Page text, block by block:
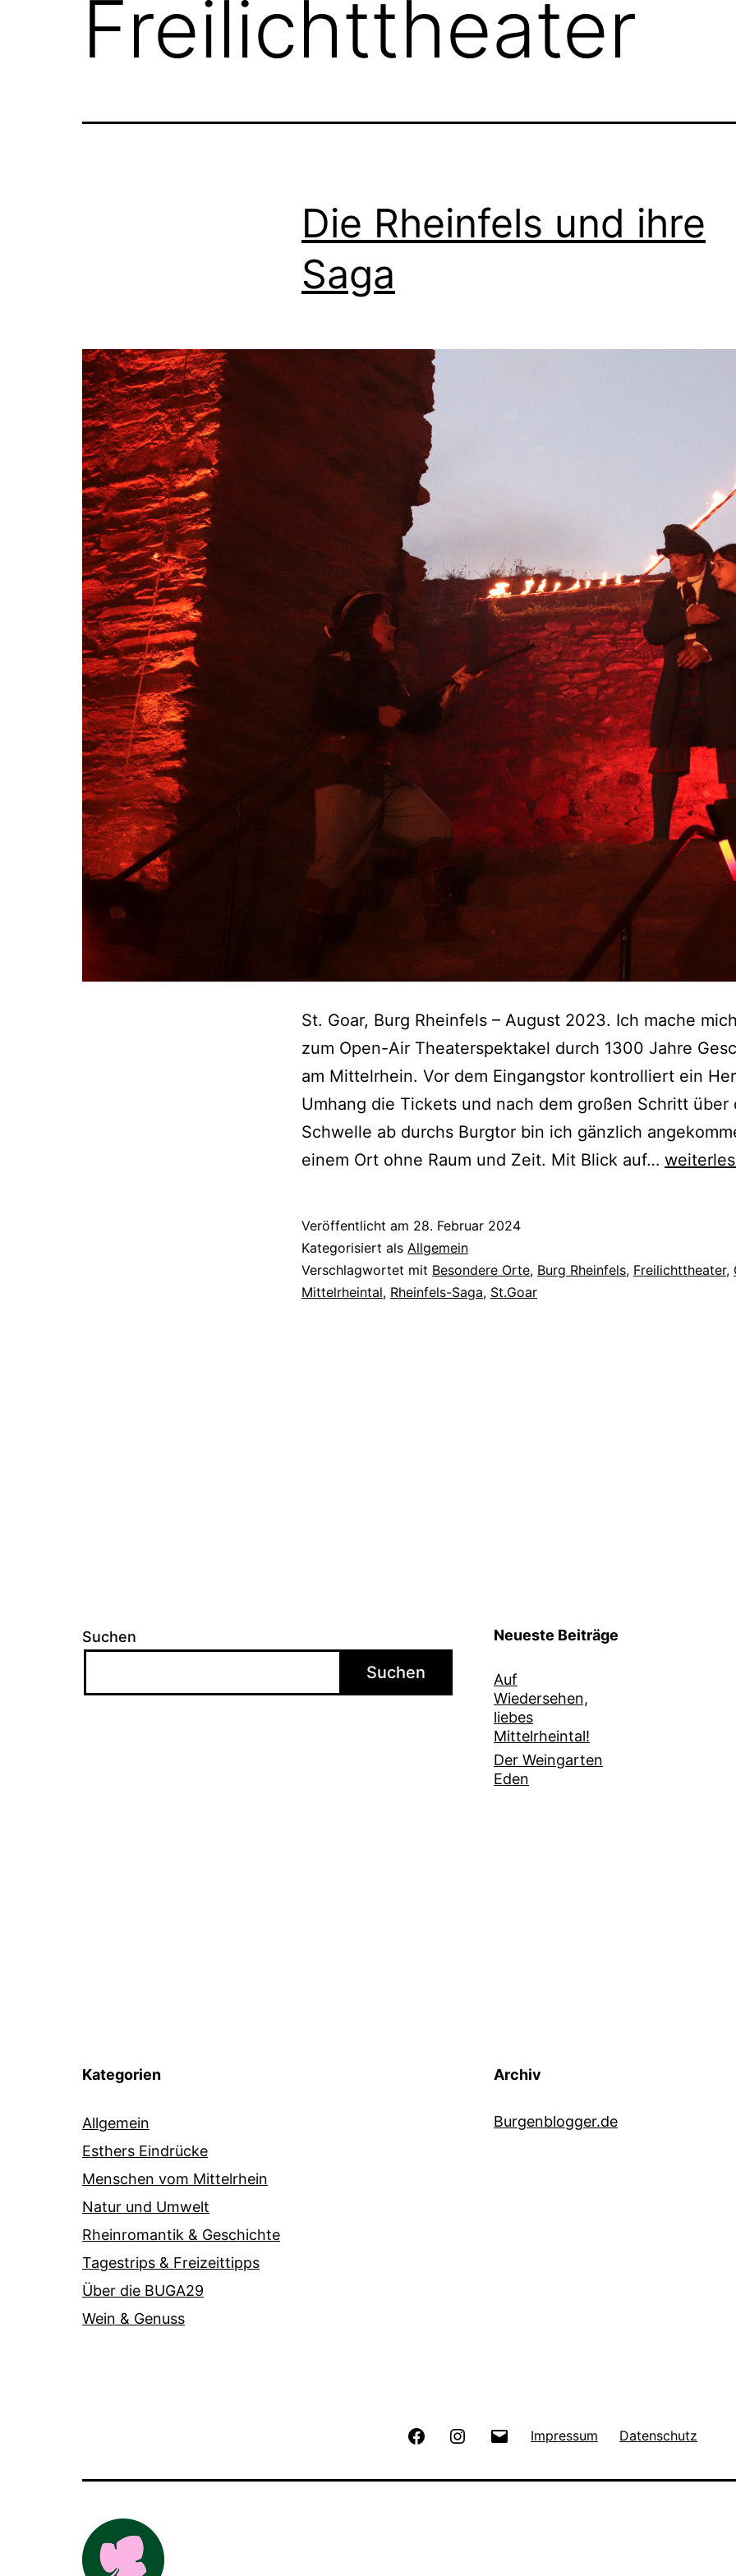
Freilichttheater
Die Rheinfels und ihre
Saga
St. Goar, Burg Rheinfels – August 2023. Ich mache
zum Open-Air Theaterspektakel durch 1300 Jahre
am Mittelrhein. Vor dem Eingangstor kontrolliert ein
Umhang die Tickets und nach dem großen Schritt über
Schwelle ab durchs Burgtor bin ich gänzlich
einem Ort ohne Raum und Zeit. Mit Blick auf… Die
Saga
Veröffentlicht am 28. Februar 2024
Kategorisiert als Allgemein
Verschlagwortet mit Besondere Orte, Burg Rheinfels, Freilichttheater,
Mittelrheintal, Rheinfels-Saga, St.Goar
Suchen
Suchen
Neueste Beiträge
Auf
Wiedersehen,
liebes
Mittelrheintal!
Der Weingarten
Eden
Kategorien
Allgemein
Esthers Eindrücke
Menschen vom Mittelrhein
Natur und Umwelt
Rheinromantik & Geschichte
Tagestrips & Freizeittipps
Über die BUGA29
Wein & Genuss
Archiv
Burgenblogger.de
FacebookInstagram Impressum Datenschutz